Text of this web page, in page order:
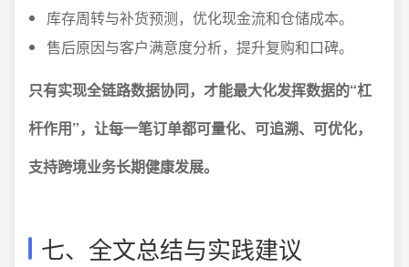
库存周转与补货预测，优化现金流和仓储成本。
售后原因与客户满意度分析，提升复购和口碑。
只有实现全链路数据协同，才能最大化发挥数据的“杠
杆作用”，让每一笔订单都可量化、可追溯、可优化，
支持跨境业务长期健康发展。
七、全文总结与实践建议